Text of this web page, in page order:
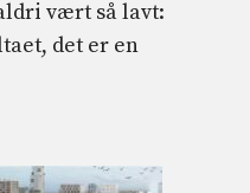
vært så lavt:
det er en